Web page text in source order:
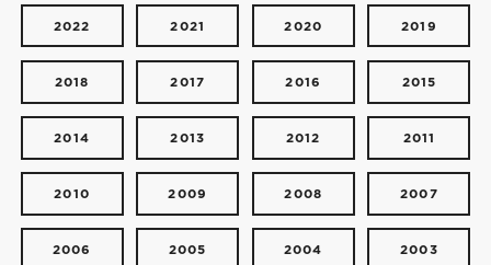
2022 2021 2020 2019
2018 2017 2016 2015
2014 2013 2012 2011
2010 2009 2008 2007
2006 2005 2004 2003